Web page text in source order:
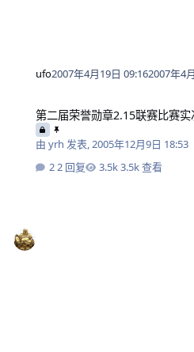
ufo2007年4月19日 09:162007年4
第二届荣誉勋章2.15联赛比赛实
由 yrh 发表,2005年12月9日 18:53
2 回复
3.5k 查看